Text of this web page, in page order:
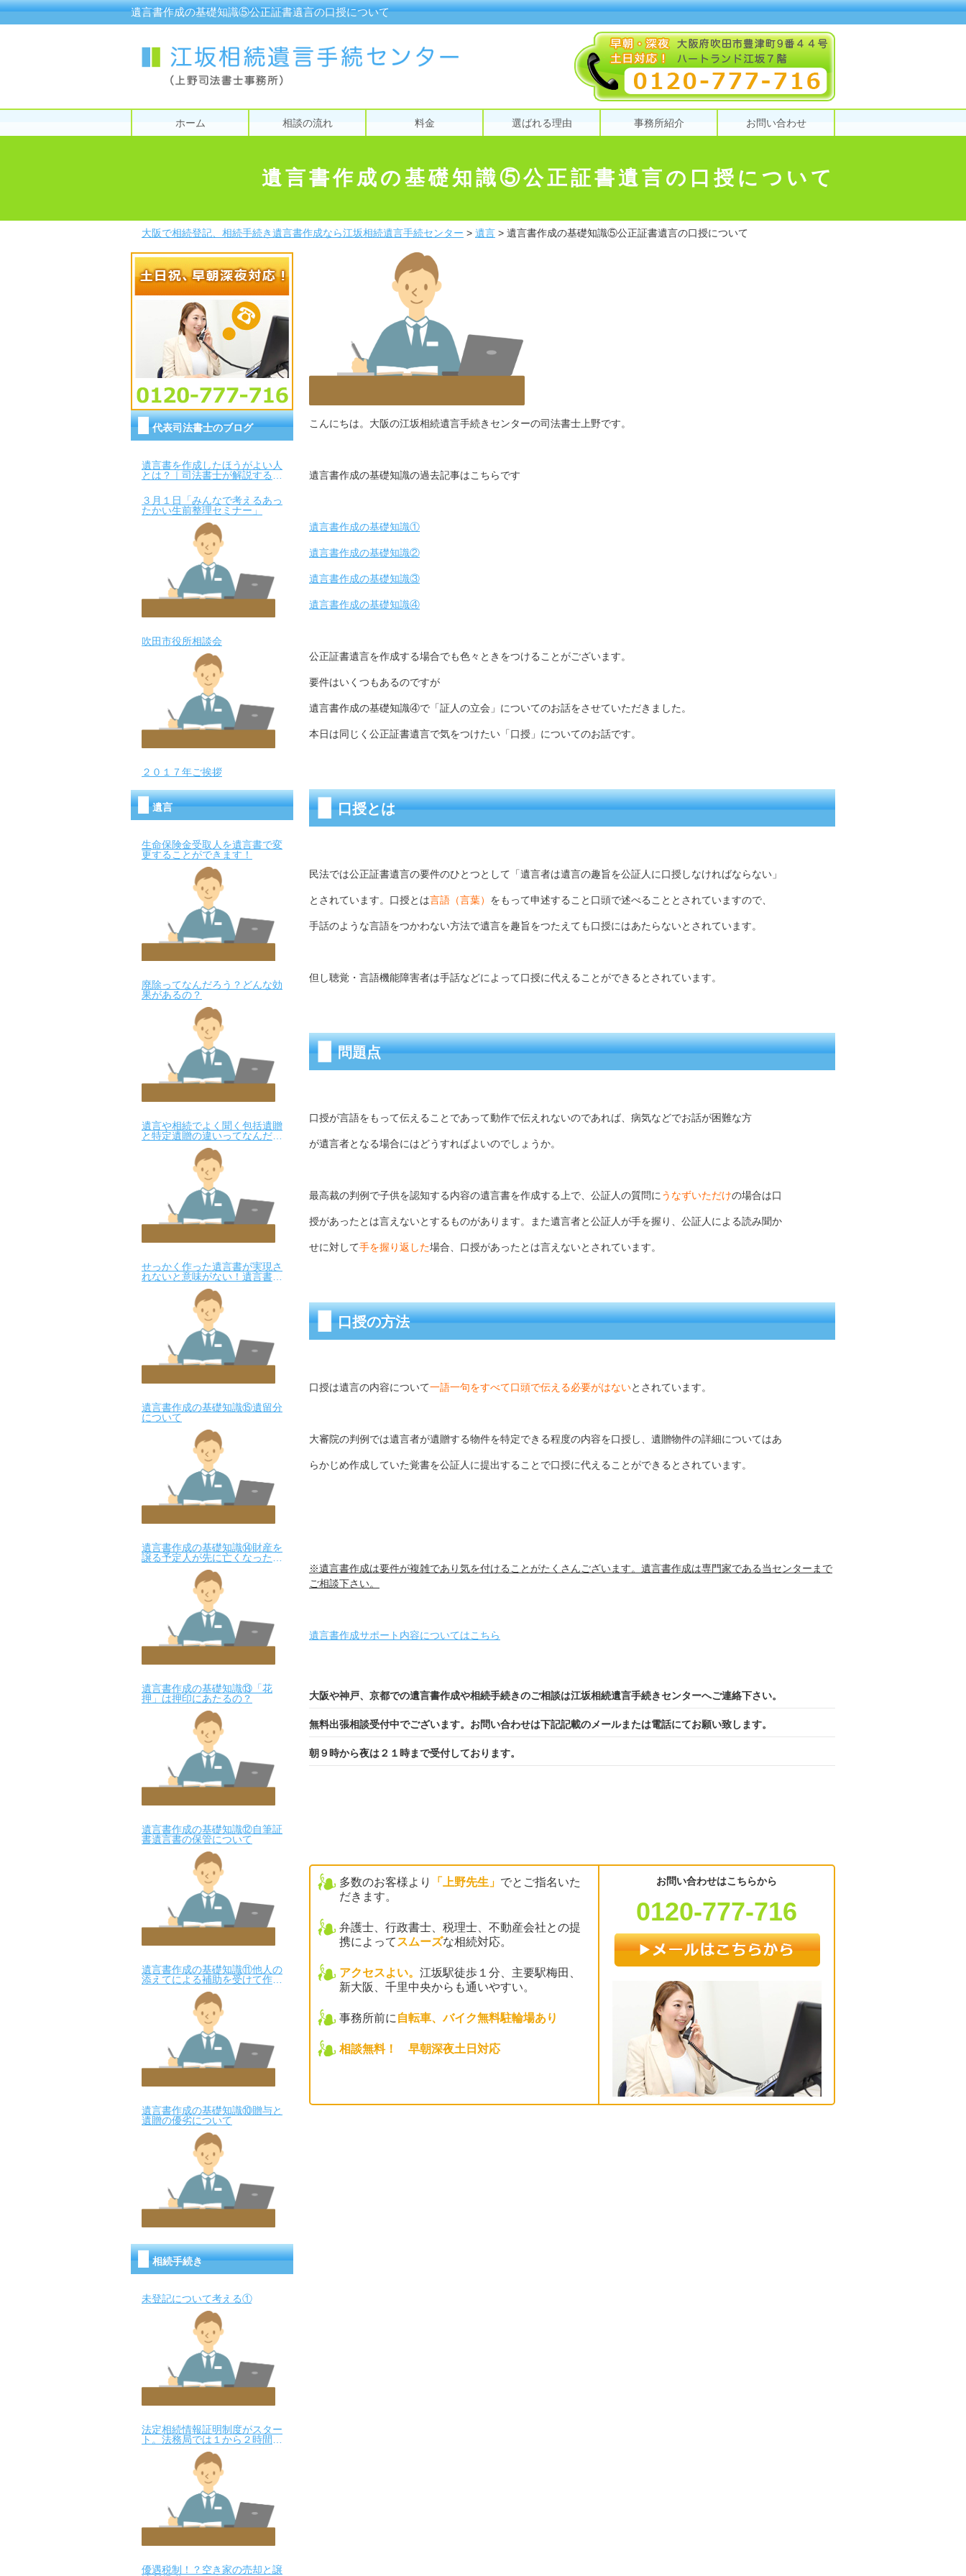
遺言書作成の基礎知識⑤公正証書遺言の口授について
ホーム 相談の流れ 料金 選ばれる理由 事務所紹介 お問い合わせ
遺言書作成の基礎知識⑤公正証書遺言の口授について
大阪で相続登記、相続手続き遺言書作成なら江坂相続遺言手続センター > 遺言 > 遺言書作成の基礎知識⑤公正証書遺言の口授について
こんにちは。大阪の江坂相続遺言手続きセンターの司法書士上野です。
遺言書作成の基礎知識の過去記事はこちらです
遺言書作成の基礎知識①
遺言書作成の基礎知識②
遺言書作成の基礎知識③
遺言書作成の基礎知識④
公正証書遺言を作成する場合でも色々ときをつけることがございます。
要件はいくつもあるのですが
遺言書作成の基礎知識④で「証人の立会」についてのお話をさせていただきました。
本日は同じく公正証書遺言で気をつけたい「口授」についてのお話です。
口授とは
民法では公正証書遺言の要件のひとつとして「遺言者は遺言の趣旨を公証人に口授しなければならない」
とされています。口授とは言語（言葉） をもって申述すること口頭で述べることとされていますので、
手話のような言語をつかわない方法で遺言を趣旨をつたえても口授にはあたらないとされています。
但し聴覚・言語機能障害者は手話などによって口授に代えることができるとされています。
問題点
口授が言語をもって伝えることであって動作で伝えれないのであれば、病気などでお話が困難な方
が遺言者となる場合にはどうすればよいのでしょうか。
最高裁の判例で子供を認知する内容の遺言書を作成する上で、公証人の質問に うなずいただけの場合は口
授があったとは言えないとするものがあります。また遺言者と公証人が手を握り、公証人による読み聞か
せに対して手を握り返した場合、口授があったとは言えないとされています。
口授の方法
口授は遺言の内容について一語一句をすべて口頭で伝える必要がはないとされています。
大審院の判例では遺言者が遺贈する物件を特定できる程度の内容を口授し、遺贈物件の詳細についてはあ
らかじめ作成していた覚書を公証人に提出することで口授に代えることができるとされています。
※遺言書作成は要件が複雑であり気を付けることがたくさんございます。遺言書作成は専門家である当センターまで
ご相談下さい。
遺言書作成サポート内容についてはこちら
大阪や神戸、京都での遺言書作成や相続手続きのご相談は江坂相続遺言手続きセンターへご連絡下さい。
無料出張相談受付中でございます。お問い合わせは下記記載のメールまたは電話にてお願い致します。
朝９時から夜は２１時まで受付しております。
多数のお客様より 「上野先生」 でとご指名いた
だきます。
弁護士、行政書士、税理士、不動産会社との提
携によって スムーズな相続対応。
アクセスよい。 江坂駅徒歩１分、主要駅梅田、
新大阪、千里中央からも通いやすい。
事務所前に 自転車、バイク無料駐輪場あり
相談無料！ 早朝深夜土日対応
お問い合わせはこちらから
0120-777-716
代表司法書士のブログ
遺言書を作成したほうがよい人
とは？｜司法書士が解説するチ
３月１日「みんなで考えるあっ
たかい生前整理セミナー」
吹田市役所相談会
２０１７年ご挨拶
遺言
生命保険金受取人を遺言書で変
更することができます！
廃除ってなんだろう？どんな効
果があるの？
遺言や相続でよく聞く包括遺贈
と特定遺贈の違いってなんだろ
せっかく作った遺言書が実現さ
れないと意味がない！遺言書預
かりサービスを始めました！
遺言書作成の基礎知識⑮遺留分
について
遺言書作成の基礎知識⑭財産を
譲る予定人が先に亡くなった場
遺言書作成の基礎知識⑬「花
押」は押印にあたるの？
遺言書作成の基礎知識⑫自筆証
書遺言書の保管について
遺言書作成の基礎知識⑪他人の
添えてによる補助を受けて作成
された自筆証書遺言について
遺言書作成の基礎知識⑩贈与と
遺贈の優劣について
相続手続き
未登記について考える①
法定相続情報証明制度がスター
ト。法務局では１から２時間く
らいで発行できる？！
優遇税制！？空き家の売却と譲